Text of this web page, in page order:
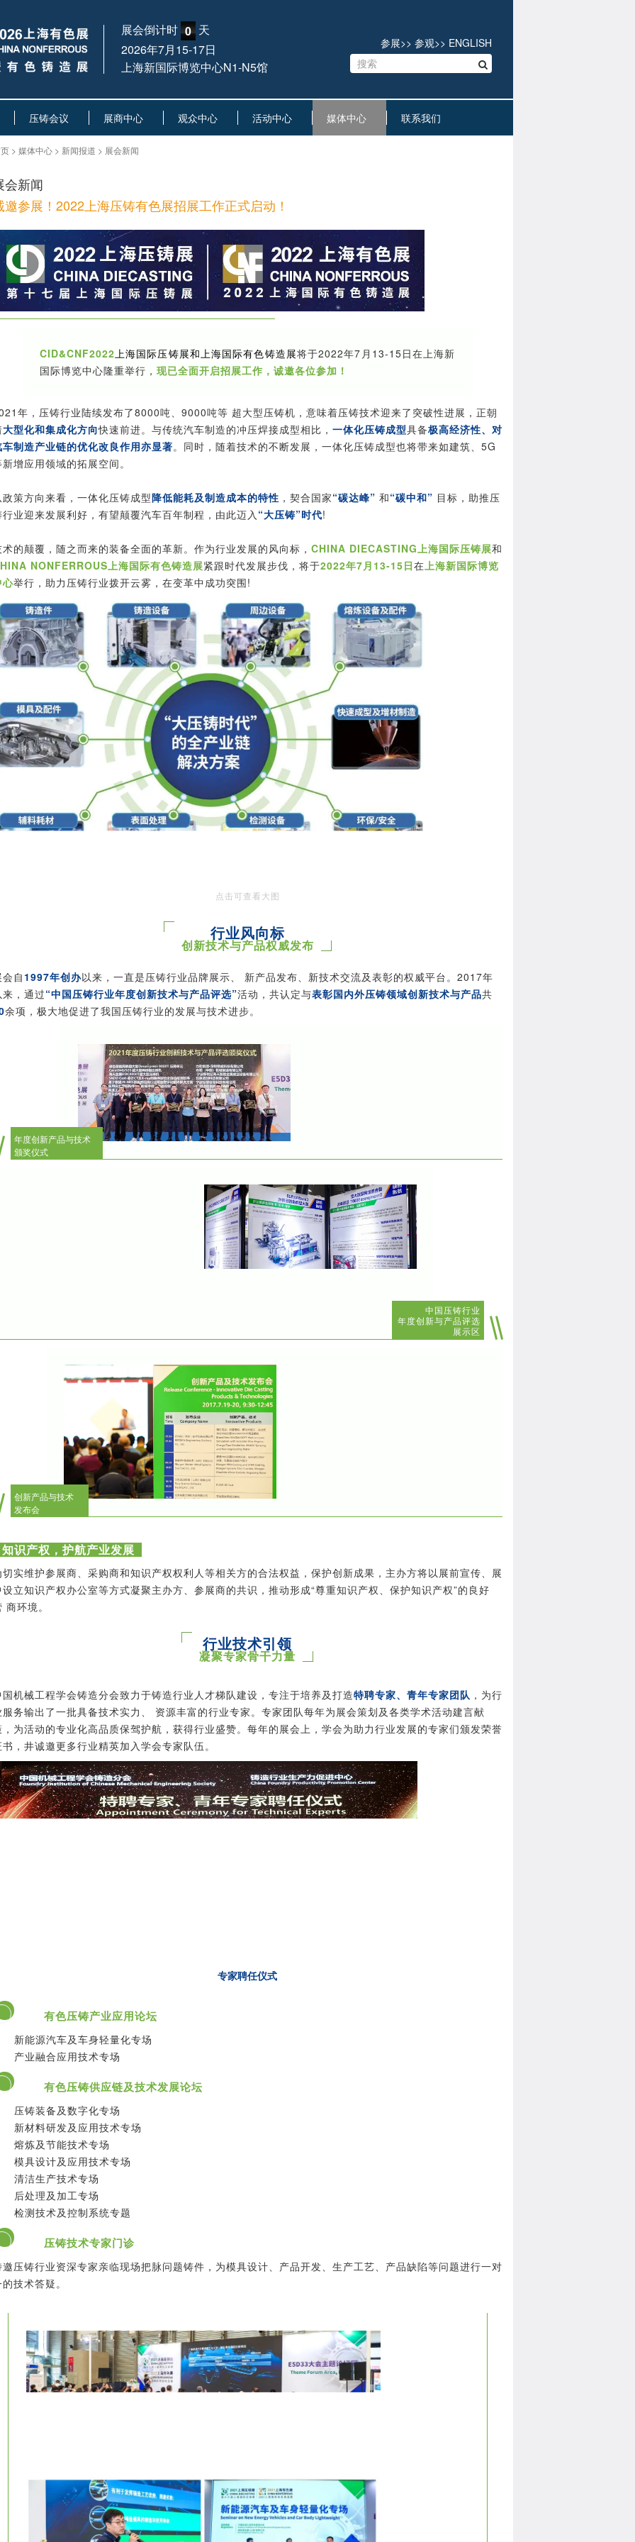
展会倒计时 0 天
2026年7月15-17日
上海新国际博览中心N1-N5馆
参展>> 参观>> ENGLISH
压铸会议 展商中心 观众中心 活动中心 媒体中心 联系我们
> 媒体中心 > 新闻报道 > 展会新闻
会新闻
邀参展！2022上海压铸有色展招展工作正式启动！
CID&CNF2022上海国际压铸展和上海国际有色铸造展将于2022年7月13-15日在上海新
国际博览中心隆重举行， 现已全面开启招展工作，诚邀各位参加！
年，压铸行业陆续发布了8000吨、9000吨等 超大型压铸机，意味着压铸技术迎来了突破性进展，正朝
大型化和集成化方向快速前进。与传统汽车制造的冲压焊接成型相比， 一体化压铸成型具备极高经济性、对
车制造产业链的优化改良作用亦显著。同时，随着技术的不断发展，一体化压铸成型也将带来如建筑、5G
增应用领域的拓展空间。
政策方向来看，一体化压铸成型降低能耗及制造成本的特性 ，契合国家“碳达峰” 和“碳中和” 目标，助推压
行业迎来发展利好，有望颠覆汽车百年制程，由此迈入 “大压铸”时代!
术的颠覆，随之而来的装备全面的革新。作为行业发展的风向标， CHINA DIECASTING上海国际压铸展和
NONFERROUS上海国际有色铸造展紧跟时代发展步伐，将于2022年7月13-15日在上海新国际博览
心举行，助力压铸行业拨开云雾，在变革中成功突围!
点击可查看大图
行业风向标
创新技术与产品权威发布
自 1997年创办以来，一直是压铸行业品牌展示、 新产品发布、新技术交流及表彰的权威平台。2017年
来，通过“中国压铸行业年度创新技术与产品评选”活动，共认定与表彰国内外压铸领域创新技术与产品共
余项，极大地促进了我国压铸行业的发展与技术进步。
年度创新产品与技术
颁奖仪式
中国压铸行业
年度创新与产品评选
展示区
创新产品与技术
发布会
知识产权，护航产业发展
切实维护参展商、采购商和知识产权权利人等相关方的合法权益，保护创新成果，主办方将以展前宣传、展
设立知识产权办公室等方式凝聚主办方、参展商的共识，推动形成“尊重知识产权、保护知识产权”的良好
商环境。
行业技术引领
凝聚专家骨干力量
国机械工程学会铸造分会致力于铸造行业人才梯队建设，专注于培养及打造特聘专家、青年专家团队 ，为行
服务输出了一批具备技术实力、 资源丰富的行业专家。专家团队每年为展会策划及各类学术活动建言献
，为活动的专业化高品质保驾护航，获得行业盛赞。每年的展会上，学会为助力行业发展的专家们颁发荣誉
书，井诚邀更多行业精英加入学会专家队伍。
专家聘任仪式
有色压铸产业应用论坛
新能源汽车及车身轻量化专场
产业融合应用技术专场
有色压铸供应链及技术发展论坛
压铸装备及数字化专场
新材料研发及应用技术专场
熔炼及节能技术专场
模具设计及应用技术专场
清洁生产技术专场
后处理及加工专场
检测技术及控制系统专题
压铸技术专家门诊
邀压铸行业资深专家亲临现场把脉问题铸件，为模具设计、产品开发、生产工艺、产品缺陷等问题进行一对
技术答疑。